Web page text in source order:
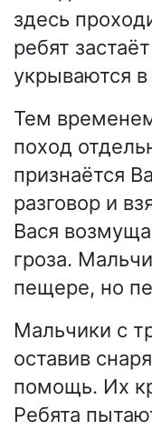
здесь
ребят
укрываются
Тем
поход
признаётся
разговор и
Вася
гроза.
пещере, но
Мальчики с
оставив
помощь. Их
Ребята